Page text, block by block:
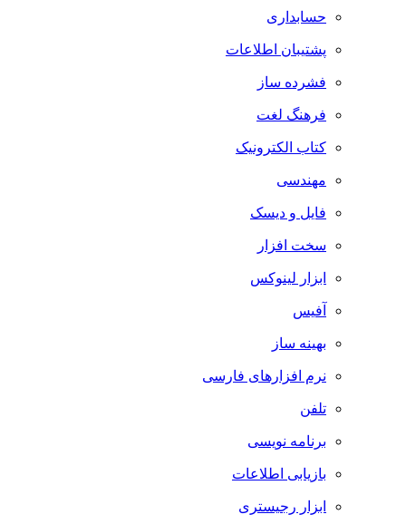
حسابداری
پشتیبان اطلاعات
فشرده ساز
فرهنگ لغت
کتاب الکترونیک
مهندسی
فایل و دیسک
سخت افزار
ابزار لینوکس
آفیس
بهینه ساز
نرم افزارهای فارسی
تلفن
برنامه نویسی
بازیابی اطلاعات
ابزار رجیستری